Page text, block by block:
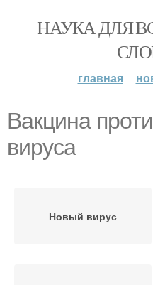
НАУКА ДЛЯ
главная
Вакцина
вируса
Новый вирус